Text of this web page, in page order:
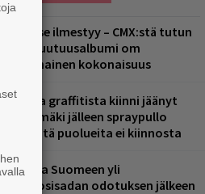
se ilmestyy – CMX:stä tutun
Yrjänän uutuusalbumi om
kokonaisuus
graffitista kiinni jäänyt
Arhinmäki jälleen spraypullo
– näitä puolueita ei kiinnosta
palaa Suomeen yli
odotuksen jälkeen